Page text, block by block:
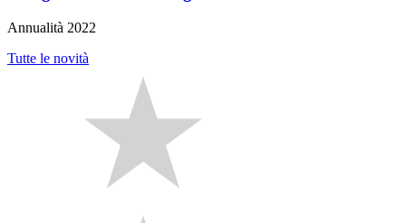
Annualità 2022
Tutte le novità